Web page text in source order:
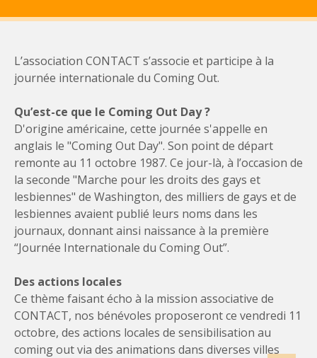
L’association CONTACT s’associe et participe à la
journée internationale du Coming Out.
Qu’est-ce que le Coming Out Day ?
D'origine américaine, cette journée s'appelle en
anglais le "Coming Out Day". Son point de départ
remonte au 11 octobre 1987. Ce jour-là, à l’occasion de
la seconde "Marche pour les droits des gays et
lesbiennes" de Washington, des milliers de gays et de
lesbiennes avaient publié leurs noms dans les
journaux, donnant ainsi naissance à la première
“Journée Internationale du Coming Out”.
Des actions locales
Ce thème faisant écho à la mission associative de
CONTACT, nos bénévoles proposeront ce vendredi 11
octobre, des actions locales de sensibilisation au
coming out via des animations dans diverses villes